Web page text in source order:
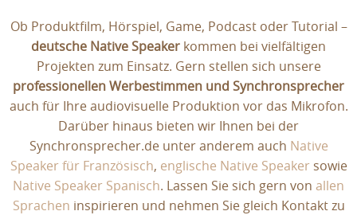
Ob Produktfilm, Hörspiel, Game, Podcast oder Tutorial –
deutsche Native Speaker kommen bei vielfältigen
Projekten zum Einsatz. Gern stellen sich unsere
professionellen Werbestimmen und Synchronsprecher
auch für Ihre audiovisuelle Produktion vor das Mikrofon.
Darüber hinaus bieten wir Ihnen bei der
Synchronsprecher.de unter anderem auch Native
Speaker für Französisch, englische Native Speakersowie
Native Speaker Spanisch. Lassen Sie sich gern von allen
Sprachen inspirieren und nehmen Sie gleich Kontakt zu